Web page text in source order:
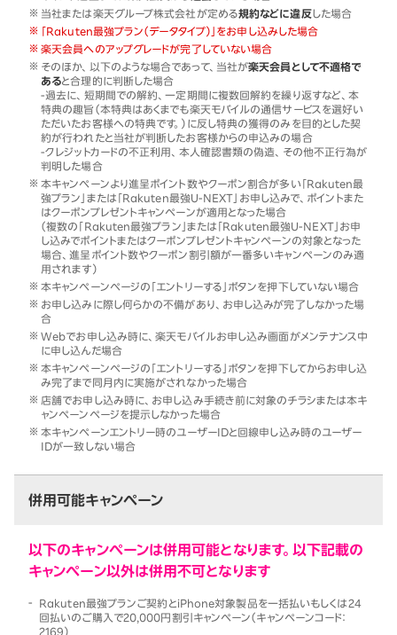
当社または楽天グループ株式会社が定める規約などに違反した場合
「Rakuten最強プラン（データタイプ）」をお申し込みした場合
楽天会員へのアップグレードが完了していない場合
そのほか、以下のような場合であって、当社が楽天会員として不適格で
あると合理的に判断した場合
-過去に、短期間での解約、一定期間に複数回解約を繰り返すなど、本
特典の趣旨（本特典はあくまでも楽天モバイルの通信サービスを選好い
ただいたお客様への特典です。）に反し特典の獲得のみを目的とした契
約が行われたと当社が判断したお客様からの申込みの場合
-クレジットカードの不正利用、本人確認書類の偽造、その他不正行為が
判明した場合
本キャンペーンより進呈ポイント数やクーポン割合が多い「Rakuten最
強プラン」または「Rakuten最強U-NEXT」お申し込みで、ポイントまた
はクーポンプレゼントキャンペーンが適用となった場合
（複数の「Rakuten最強プラン」または「Rakuten最強U-NEXT」お申
し込みでポイントまたはクーポンプレゼントキャンペーンの対象となった
場合、進呈ポイント数やクーポン割引額が一番多いキャンペーンのみ適
用されます）
本キャンペーンページの「エントリーする」ボタンを押下していない場合
お申し込みに際し何らかの不備があり、お申し込みが完了しなかった場
合
Webでお申し込み時に、楽天モバイルお申し込み画面がメンテナンス中
に申し込んだ場合
本キャンペーンページの「エントリーする」ボタンを押下してからお申し込
み完了まで同月内に実施がされなかった場合
店舗でお申し込み時に、お申し込み手続き前に対象のチラシまたは本キ
ャンペーンページを提示しなかった場合
本キャンペーンエントリー時のユーザーIDと回線申し込み時のユーザー
IDが一致しない場合
併用可能キャンペーン
以下のキャンペーンは併用可能となります。以下記載の
キャンペーン以外は併用不可となります
Rakuten最強プランご契約とiPhone対象製品を一括払いもしくは24
回払いのご購入で20,000円割引キャンペーン（キャンペーンコード：
2169）